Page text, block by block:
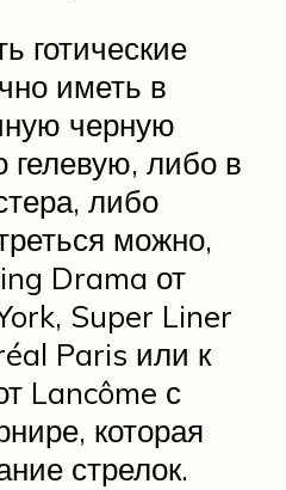
готические
иметь в
черную
либо в
либо
можно,
Drama от
Super Liner
Paris или к
Lancôme с
которая
стрелок.